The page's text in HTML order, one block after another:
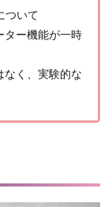
ついて
ター機能が一時
なく、実験的な